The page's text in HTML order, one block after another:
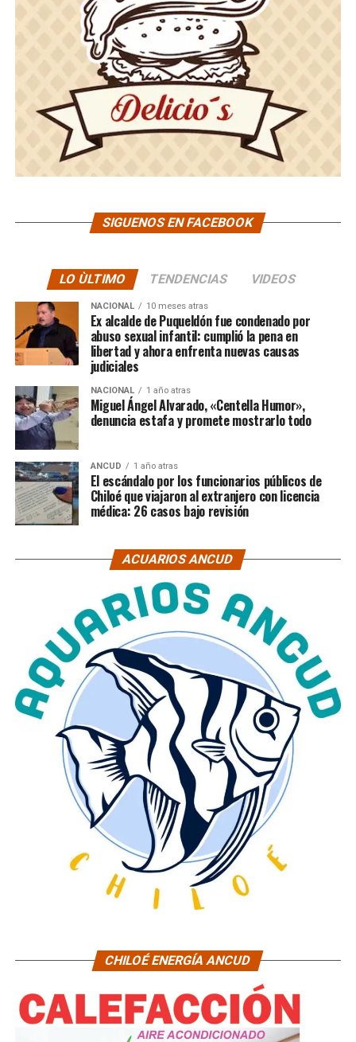
SIGUENOS EN FACEBOOK
LO ÙLTIMO TENDENCIAS VIDEOS
NACIONAL 10 meses atras
Ex alcalde de Puqueldón fue condenado por
abuso sexual infantil: cumplió la pena en
libertad y ahora enfrenta nuevas causas
judiciales
NACIONAL 1 año atras
Miguel Ángel Alvarado, «Centella Humor»,
denuncia estafa y promete mostrarlo todo
ANCUD 1 año atras
El escándalo por los funcionarios públicos de
Chiloé que viajaron al extranjero con licencia
médica: 26 casos bajo revisión
ACUARIOS ANCUD
CHILOÉ ENERGÍA ANCUD